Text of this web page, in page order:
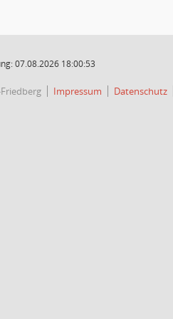
07.08.2026 18:00:53
Impressum Datenschutz